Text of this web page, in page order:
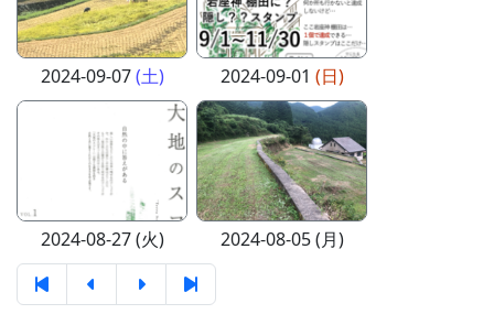
2024-09-07(土) 2024-09-01 (日)
2024-08-27 (火) 2024-08-05 (月)